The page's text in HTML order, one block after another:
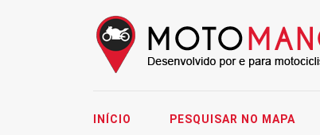
INÍCIO PESQUISAR NO MAPA